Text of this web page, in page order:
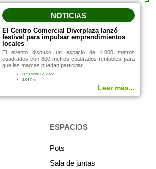
NOTICIAS
El Centro Comercial Diverplaza lanzó
festival para impulsar emprendimientos
locales
El evento dispuso un espacio de 4.000 metros
cuadrados con 800 metros cuadrados rentables para
que las marcas puedan participar
Diciembre 12, 2022
3:04 Pm
Leer más...
ESPACIOS
Pots
Sala de juntas